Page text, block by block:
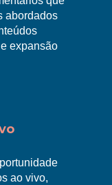
abordados
expansão
Vivo
ao vivo,